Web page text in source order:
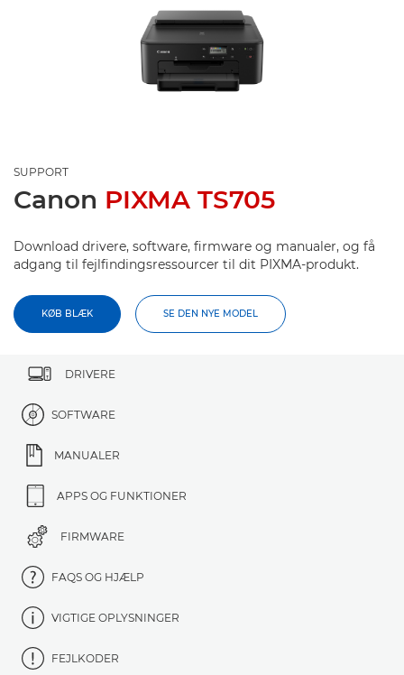
SUPPORT
Canon PIXMA TS705
Download drivere, software, firmware og manualer, og få
adgang til fejlfindingsressourcer til dit PIXMA-produkt.
KØB BLÆK SE DEN NYE MODEL
DRIVERE
SOFTWARE
MANUALER
APPS OG FUNKTIONER
FIRMWARE
FAQS OG HJÆLP
VIGTIGE OPLYSNINGER
FEJLKODER